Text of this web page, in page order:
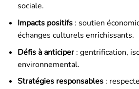
sociale.
Impacts positifs: soutien
échanges culturels enrichissants.
Défis à anticiper: gentrification,
environnemental.
Stratégies responsables: